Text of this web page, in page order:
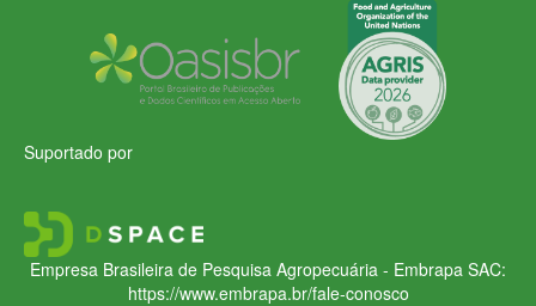
Suportado por
Empresa Brasileira de Pesquisa Agropecuária - Embrapa SAC:
https://www.embrapa.br/fale-conosco